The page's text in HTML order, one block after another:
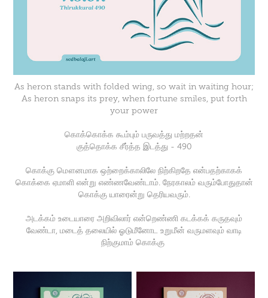
As heron stands with folded wing, so wait in waiting hour;
As heron snaps its prey, when fortune smiles, put forth
your power
கொக்கொக்க கூம்பும் பருவத்து மற்றதன்
குத்தொக்க சீர்த்த இடத்து - 490
கொக்கு மௌனமாக ஒற்றைக்காலிலே நிற்கிறதே என்பதற்காகக்
கொக்கை ஏமாளி என்று எண்ணவேண்டாம். நேரகாலம் வரும்போதுதான்
கொக்கு யாரைன்று தெரியவரும்.
அடக்கம் உடையாரை அறிவிலார் என்றெண்ணி கடக்கக் கருதவும்
வேண்டா, மடைத் தலையில் ஓடுமீனோட உறுமீன் வருமளவும் வாடி
நிற்குமாம் கொக்கு